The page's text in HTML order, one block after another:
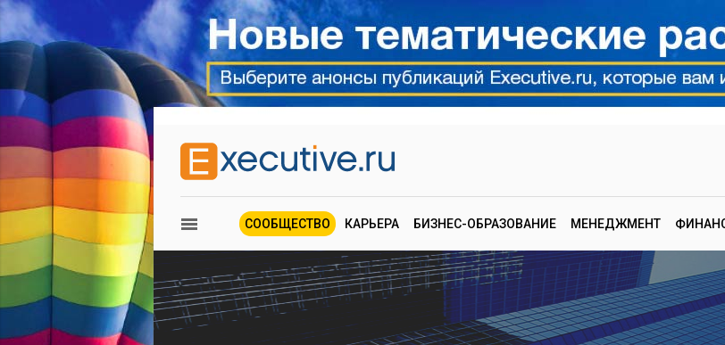
СООБЩЕСТВО КАРЬЕРА БИЗНЕС-ОБРАЗОВАНИЕ МЕНЕДЖМЕНТ